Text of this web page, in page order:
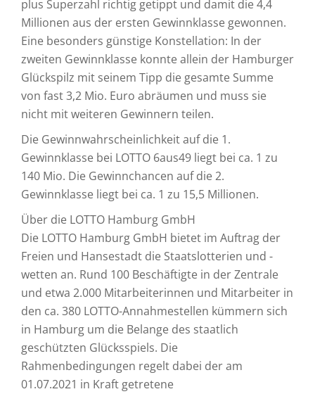
plus Superzahl richtig getippt und damit die 4,4
Millionen aus der ersten Gewinnklasse gewonnen.
Eine besonders günstige Konstellation: In der
zweiten Gewinnklasse konnte allein der Hamburger
Glückspilz mit seinem Tipp die gesamte Summe
von fast 3,2 Mio. Euro abräumen und muss sie
nicht mit weiteren Gewinnern teilen.
Die Gewinnwahrscheinlichkeit auf die 1.
Gewinnklasse bei LOTTO 6aus49 liegt bei ca. 1 zu
140 Mio. Die Gewinnchancen auf die 2.
Gewinnklasse liegt bei ca. 1 zu 15,5 Millionen.
Über die LOTTO Hamburg GmbH
Die LOTTO Hamburg GmbH bietet im Auftrag der
Freien und Hansestadt die Staatslotterien und -
wetten an. Rund 100 Beschäftigte in der Zentrale
und etwa 2.000 Mitarbeiterinnen und Mitarbeiter in
den ca. 380 LOTTO-Annahmestellen kümmern sich
in Hamburg um die Belange des staatlich
geschützten Glücksspiels. Die
Rahmenbedingungen regelt dabei der am
01.07.2021 in Kraft getretene